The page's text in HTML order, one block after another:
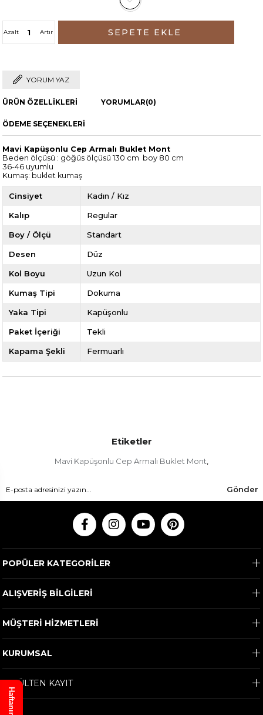
Artır
Azalt
YORUM YAZ
ÜRÜN ÖZELLIKLERI YORUMLAR(0)
ÖDEME SEÇENEKLERI
Mavi Kapüşonlu Cep Armalı Buklet Mont
Beden ölçüsü : göğüs ölçüsü 130 cm boy 80 cm
36-46 uyumlu
Kumaş: buklet kumaş
Cinsiyet Kadın / Kız
Kalıp Regular
Boy / Ölçü Standart
Desen Düz
Kol Boyu Uzun Kol
Kumaş Tipi Dokuma
Yaka Tipi Kapüşonlu
Paket İçeriği Tekli
Kapama Şekli Fermuarlı
Etiketler
Mavi Kapüşonlu Cep Armalı Buklet Mont,
Gönder
POPÜLER KATEGORİLER
ALIŞVERİŞ BİLGİLERİ
MÜŞTERİ HİZMETLERİ
KURUMSAL
E-BÜLTEN KAYIT